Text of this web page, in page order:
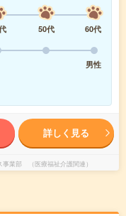
50代
60代
男性
詳しく見る
業部 （医療福祉介護関連）